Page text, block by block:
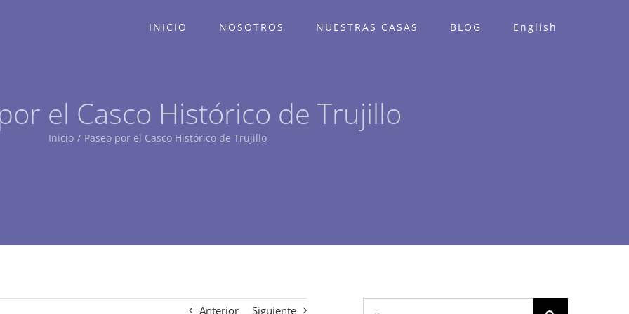
INICIO NOSOTROS NUESTRAS CASAS BLOG English
el Casco Histórico de Trujillo
Inicio / Paseo por el Casco Histórico de Trujillo
Anterior Siguiente